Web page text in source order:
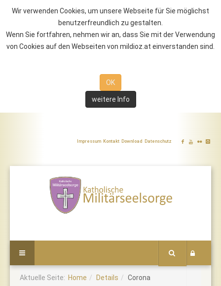
Wir verwenden Cookies, um unsere Webseite für Sie möglichst
benutzerfreundlich zu gestalten.
Wenn Sie fortfahren, nehmen wir an, dass Sie mit der Verwendung
von Cookies auf den Webseiten von mildioz.at einverstanden sind.
OK
weitere Info
Impressum Kontakt Download Datenschutz
Aktuelle Seite: Home Details Corona